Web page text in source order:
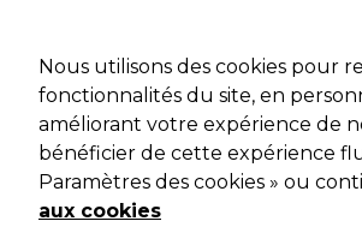
Marques Bons plans Coiffure
Livraison et délais
Nous utilisons des cookies pour
fonctionnalités du site, en
améliorant votre expérience de
bénéficier de cette expérience
Paramètres des cookies » ou
aux cookies